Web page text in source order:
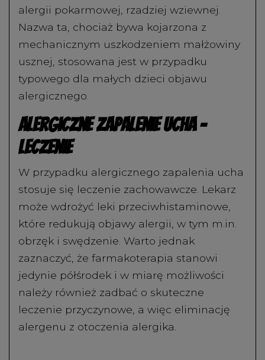
alergii pokarmowej, rzadziej wziewnej.
Nazwa ta, chociaż bywa kojarzona z
mechanicznym uszkodzeniem małżowiny
usznej, stosowana jest w przypadku
typowego dla małych dzieci objawu
alergicznego.
Alergiczne zapalenie ucha –
leczenie
W przypadku alergicznego zapalenia ucha
stosuje się leczenie zachowawcze. Lekarz
może wdrożyć leki przeciwhistaminowe,
które redukują objawy alergii, w tym m.in.
obrzęk i swędzenie. Warto jednak
zaznaczyć, że farmakoterapia stanowi
jedynie półśrodek i w miarę możliwości
należy również zadbać o skuteczne
leczenie przyczynowe, a więc eliminację
alergenu z otoczenia alergika.